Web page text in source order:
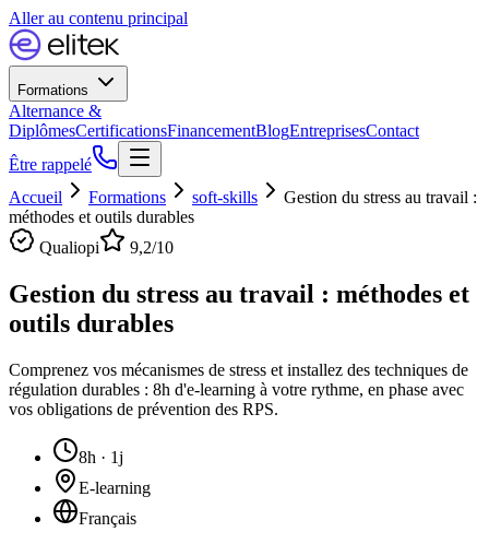
Aller au contenu principal
Formations
Alternance &
DiplômesCertificationsFinancementBlogEntreprisesContact
Être rappelé
Accueil
Formations soft-skills
Gestion du stress au travail :
méthodes et outils durables
Qualiopi
9,2/10
Gestion du stress au travail : méthodes et
outils durables
Comprenez vos mécanismes de stress et installez des techniques de
régulation durables : 8h d'e-learning à votre rythme, en phase avec
vos obligations de prévention des RPS.
8h · 1j
E-learning
Français